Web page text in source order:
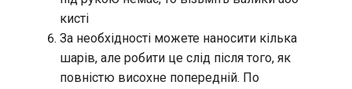
кисті
За необхідності можете наносити кілька
шарів, але робити це слід після того, як
повністю висохне попередній. По